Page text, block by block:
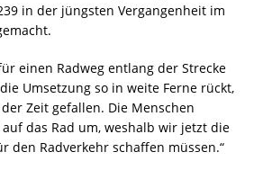
in der jüngsten Vergangenheit im
einen Radweg entlang der Strecke
Umsetzung so in weite Ferne rückt,
Zeit gefallen. Die Menschen
das Rad um, weshalb wir jetzt die
den Radverkehr schaffen müssen.“